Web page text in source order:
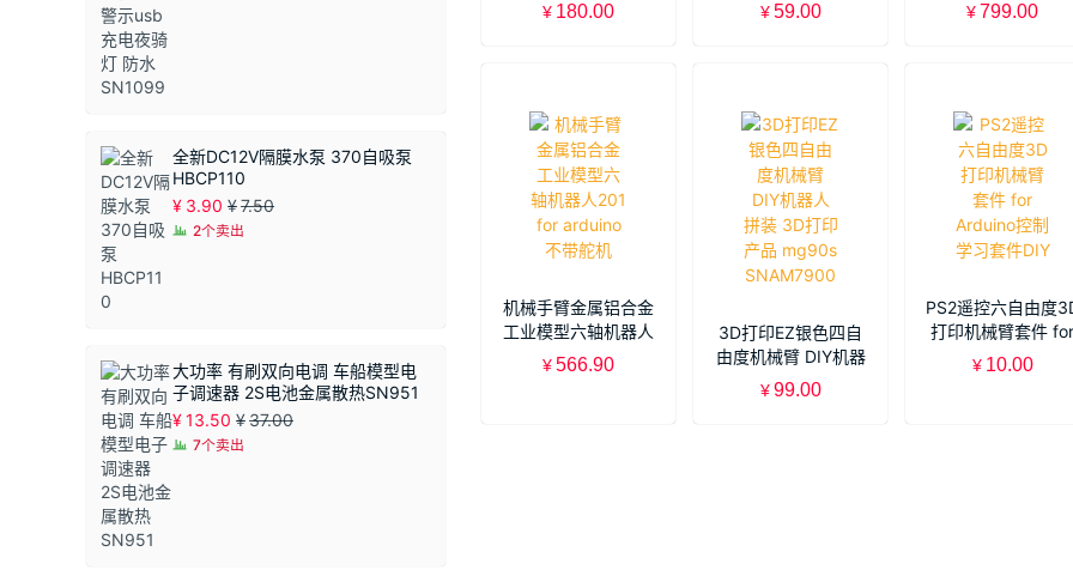
¥ 180.00 ¥ 59.00 ¥799.00
机械手臂金属铝合金
工业模型六轴机器人
201 for arduino不带
¥566.90
3D打印EZ银色四自
由度机械臂 DIY机器
人 拼装 3D打印产品
¥ 99.00
PS2遥控六自由度
打印机械臂套件 for
Arduino控制学习套
¥ 10.00
全新DC12V隔膜水泵 370自吸泵
HBCP110
¥ 3.90 ¥7.50
2个卖出
大功率 有刷双向电调 车船模型电
子调速器 2S电池金属散热SN951
¥13.50 ¥37.00
7个卖出